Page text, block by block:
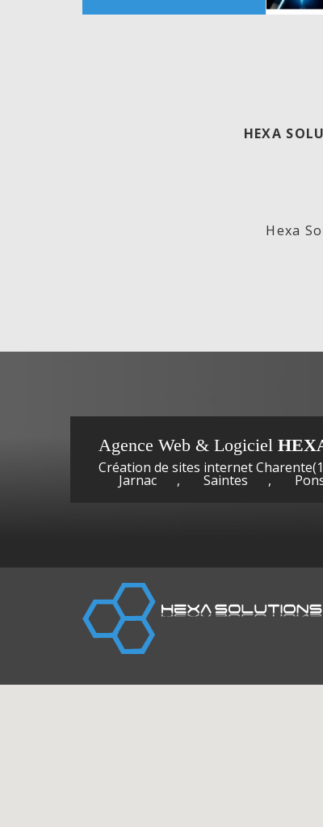
Cognac
HEXA
Hexa
Agence Web & Logiciel
Création de sites internet
Jarnac , Saintes ,